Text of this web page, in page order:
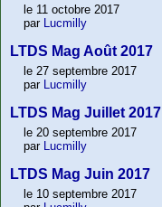
le 11 octobre 2017
par
Lucmilly
LTDS Mag Août 2017
le 27 septembre 2017
par
Lucmilly
LTDS Mag Juillet 2017
le 20 septembre 2017
par
Lucmilly
LTDS Mag Juin 2017
le 10 septembre 2017